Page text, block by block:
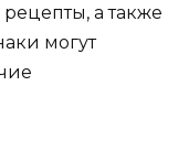
а также
могут